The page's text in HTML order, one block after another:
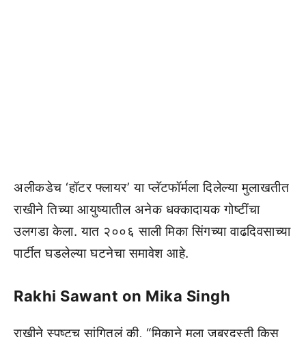
अलीकडेच ‘हॉटर फ्लायर’ या प्लॅटफॉर्मला दिलेल्या मुलाखतीत
राखीने तिच्या आयुष्यातील अनेक धक्कादायक गोष्टींचा
उलगडा केला. यात २००६ साली मिका सिंगच्या वाढदिवसाच्या
पार्टीत घडलेल्या घटनेचा समावेश आहे.
Rakhi Sawant on Mika Singh
राखीने स्पष्टच सांगितलं की, “मिकाने मला जबरदस्ती किस